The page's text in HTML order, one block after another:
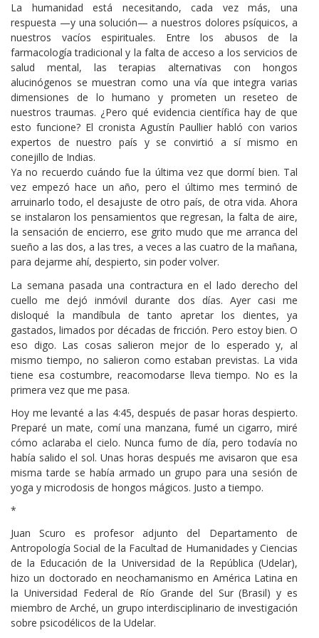
La humanidad está necesitando, cada vez más, una
respuesta —y una solución— a nuestros dolores psíquicos, a
nuestros vacíos espirituales. Entre los abusos de la
farmacología tradicional y la falta de acceso a los servicios de
salud mental, las terapias alternativas con hongos
alucinógenos se muestran como una vía que integra varias
dimensiones de lo humano y prometen un reseteo de
nuestros traumas. ¿Pero qué evidencia científica hay de que
esto funcione? El cronista Agustín Paullier habló con varios
expertos de nuestro país y se convirtió a sí mismo en
conejillo de Indias.
Ya no recuerdo cuándo fue la última vez que dormí bien. Tal
vez empezó hace un año, pero el último mes terminó de
arruinarlo todo, el desajuste de otro país, de otra vida. Ahora
se instalaron los pensamientos que regresan, la falta de aire,
la sensación de encierro, ese grito mudo que me arranca del
sueño a las dos, a las tres, a veces a las cuatro de la mañana,
para dejarme ahí, despierto, sin poder volver.
La semana pasada una contractura en el lado derecho del
cuello me dejó inmóvil durante dos días. Ayer casi me
disloqué la mandíbula de tanto apretar los dientes, ya
gastados, limados por décadas de fricción. Pero estoy bien. O
eso digo. Las cosas salieron mejor de lo esperado y, al
mismo tiempo, no salieron como estaban previstas. La vida
tiene esa costumbre, reacomodarse lleva tiempo. No es la
primera vez que me pasa.
Hoy me levanté a las 4:45, después de pasar horas despierto.
Preparé un mate, comí una manzana, fumé un cigarro, miré
cómo aclaraba el cielo. Nunca fumo de día, pero todavía no
había salido el sol. Unas horas después me avisaron que esa
misma tarde se había armado un grupo para una sesión de
yoga y microdosis de hongos mágicos. Justo a tiempo.
*
Juan Scuro es profesor adjunto del Departamento de
Antropología Social de la Facultad de Humanidades y Ciencias
de la Educación de la Universidad de la República (Udelar),
hizo un doctorado en neochamanismo en América Latina en
la Universidad Federal de Río Grande del Sur (Brasil) y es
miembro de Arché, un grupo interdisciplinario de investigación
sobre psicodélicos de la Udelar.